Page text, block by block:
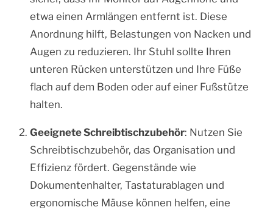
etwa einen Armlängen entfernt ist. Diese
Anordnung hilft, Belastungen von Nacken und
Augen zu reduzieren. Ihr Stuhl sollte Ihren
unteren Rücken unterstützen und Ihre Füße
flach auf dem Boden oder auf einer Fußstütze
halten.
Geeignete Schreibtischzubehör: Nutzen Sie
Schreibtischzubehör, das Organisation und
Effizienz fördert. Gegenstände wie
Dokumentenhalter, Tastaturablagen und
ergonomische Mäuse können helfen, eine